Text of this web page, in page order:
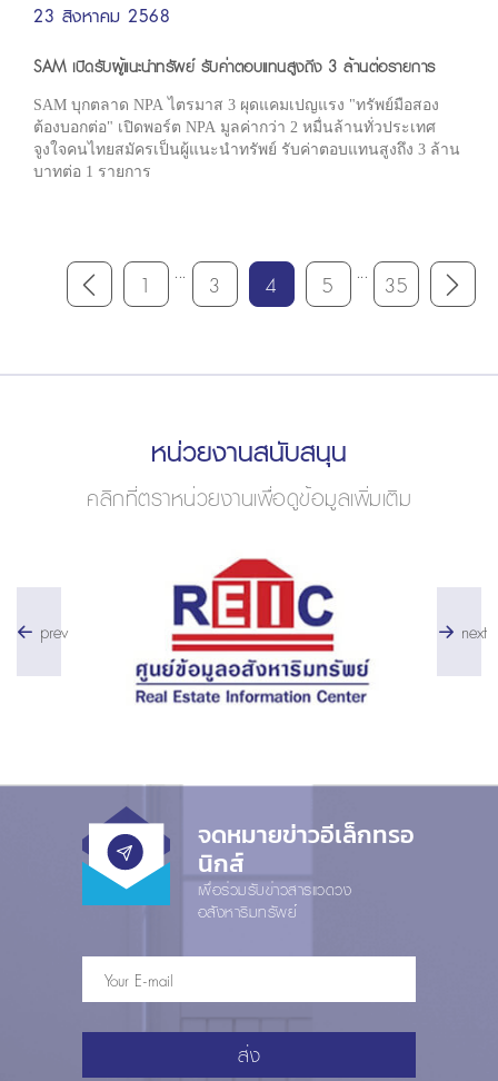
23 สิงหาคม 2568
SAM เปิดรับผู้แนะนำทรัพย์ รับค่าตอบแทนสูงถึง 3 ล้านต่อรายการ
SAM บุกตลาด NPA ไตรมาส 3 ผุดแคมเปญแรง "ทรัพย์มือสอง
ต้องบอกต่อ" เปิดพอร์ต NPA มูลค่ากว่า 2 หมื่นล้านทั่วประเทศ
จูงใจคนไทยสมัครเป็นผู้แนะนำทรัพย์ รับค่าตอบแทนสูงถึง 3 ล้าน
บาทต่อ 1 รายการ
1 ... 3 4 5 ... 35
หน่วยงานสนับสนุน
คลิกที่ตราหน่วยงานเพื่อดูข้อมูลเพิ่มเติม
prev next
จดหมายข่าวอีเล็กทรอ
นิกส์
เพื่อร่วมรับข่าวสารแวดวง
อสังหาริมทรัพย์
ส่ง